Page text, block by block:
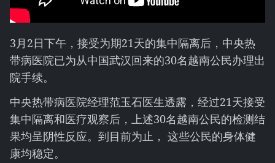
3月2日下午，接受为期21天的集中隔离后，中央热
带病医院已为从中国武汉回来的30名越南公民办理出
院手续。
中央热带病医院经理范玉石医生透露，经过21天接受
集中隔离和医疗观察后，上述30名越南公民的检测结
果均呈阴性反应。到目前为止， 这些公民的身体健
康均稳定。